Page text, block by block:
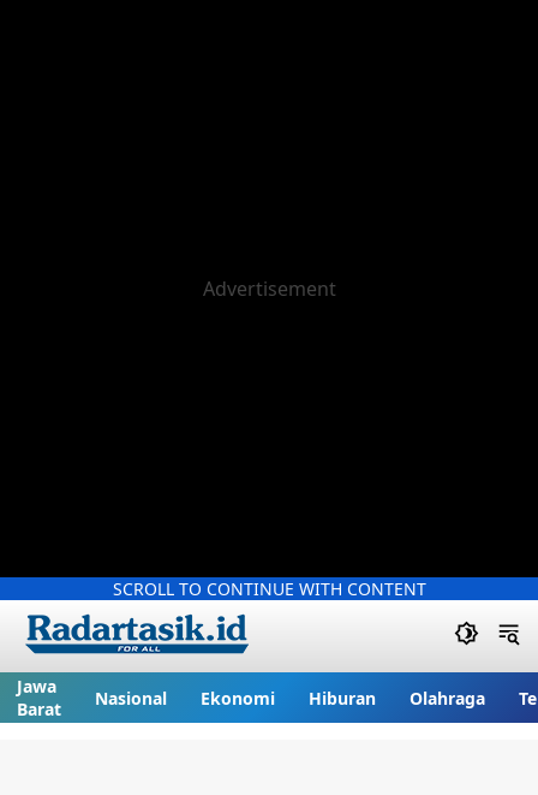
SCROLL TO CONTINUE WITH CONTENT
Jawa
Barat
Nasional Ekonomi Hiburan Olahraga